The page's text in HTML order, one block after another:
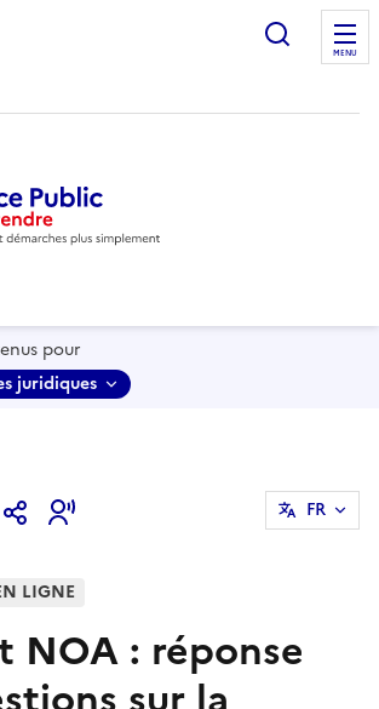
MENU
pour
juridiques
favoris
FR
LIGNE
NOA : réponse